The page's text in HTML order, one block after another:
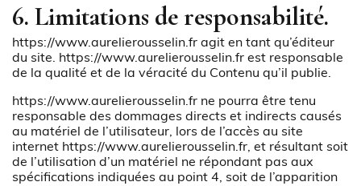
6. Limitations de responsabilité.
https://www.aurelierousselin.fr agit en tant qu’éditeur
du site. https://www.aurelierousselin.fr est responsable
de la qualité et de la véracité du Contenu qu’il publie.
https://www.aurelierousselin.fr ne pourra être tenu
responsable des dommages directs et indirects causés
au matériel de l’utilisateur, lors de l’accès au site
internet https://www.aurelierousselin.fr, et résultant soit
de l’utilisation d’un matériel ne répondant pas aux
spécifications indiquées au point 4, soit de l’apparition